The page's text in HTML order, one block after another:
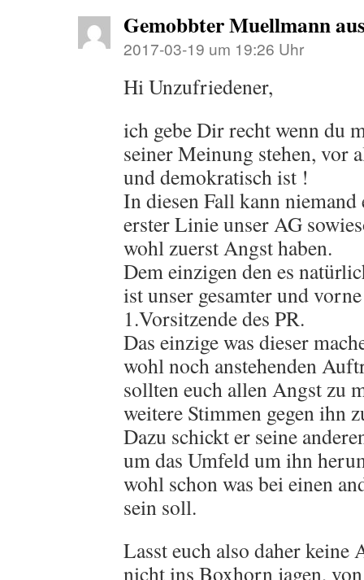
Gemobbter Muellmann
2017-03-19 um 19:26 Uhr
Hi Unzufriedener,
ich gebe Dir recht wenn du
seiner Meinung stehen, vor
und demokratisch ist !
In diesen Fall kann niemand
erster Linie unser AG
wohl zuerst Angst haben.
Dem einzigen den es
ist unser gesamter und
1.Vorsitzende des PR.
Das einzige was dieser
wohl noch anstehenden
sollten euch allen Angst zu
weitere Stimmen gegen ihn
Dazu schickt er seine
um das Umfeld um ihn
wohl schon was bei einen
sein soll.
Lasst euch also daher keine
nicht ins Boxhorn jagen,